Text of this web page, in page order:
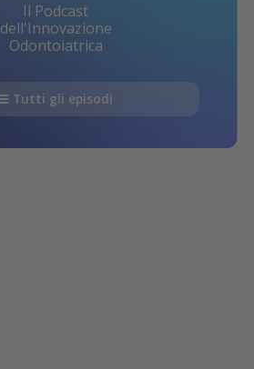
Il Podcast
dell'Innovazione
Odontoiatrica
Tutti gli episodi